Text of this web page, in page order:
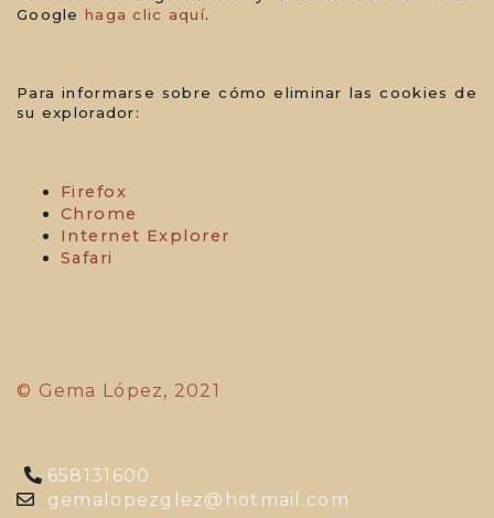
Google haga clic aquí.
Para informarse sobre cómo eliminar las cookies de
su explorador:
Firefox
Chrome
Internet Explorer
Safari
© Gema López, 2021
658131600
gemalopezglez@hotmail.com